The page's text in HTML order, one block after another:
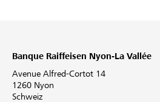
Banque Raiffeisen Nyon-La Vallée
Avenue Alfred-Cortot 14
1260 Nyon
Schweiz